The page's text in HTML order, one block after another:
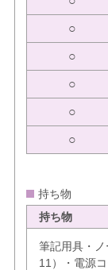
○
○
○
○
○
持ち物
持ち物
筆記用具・
11）・電源